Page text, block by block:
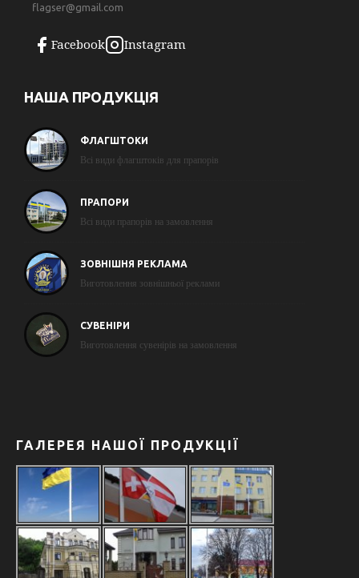
flagser@gmail.com
Facebook Instagram
НАША ПРОДУКЦІЯ
ФЛАГШТОКИ
Всі види флагштоків для прапорів
ПРАПОРИ
Всі види прапорів на замовлення
ЗОВНІШНЯ РЕКЛАМА
Виготовлення зовнішньої реклами
СУВЕНІРИ
Виготовлення сувенірів на замовлення
ГАЛЕРЕЯ НАШОЇ ПРОДУКЦІЇ